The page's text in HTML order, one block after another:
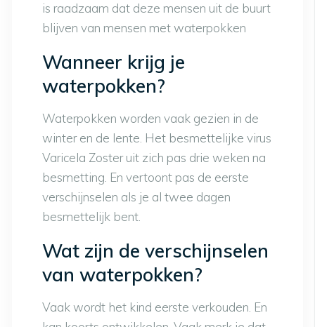
is raadzaam dat deze mensen uit de buurt
blijven van mensen met waterpokken
Wanneer krijg je
waterpokken?
Waterpokken worden vaak gezien in de
winter en de lente. Het besmettelijke virus
Varicela Zoster uit zich pas drie weken na
besmetting. En vertoont pas de eerste
verschijnselen als je al twee dagen
besmettelijk bent.
Wat zijn de verschijnselen
van waterpokken?
Vaak wordt het kind eerste verkouden. En